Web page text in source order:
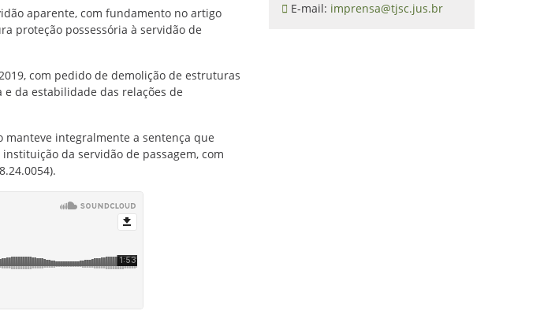
aparente, com fundamento no artigo
proteção possessória à servidão de
com pedido de demolição de estruturas
da estabilidade das relações de
integralmente a sentença que
da servidão de passagem, com
E-mail: imprensa@tjsc.jus.br